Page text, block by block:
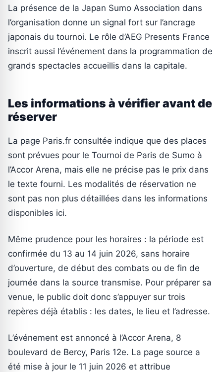
La présence de la Japan Sumo Association dans
l’organisation donne un signal fort sur l’ancrage
japonais du tournoi. Le rôle d’AEG Presents France
inscrit aussi l’événement dans la programmation de
grands spectacles accueillis dans la capitale.
Les informations à vérifier avant de
réserver
La page Paris.fr consultée indique que des places
sont prévues pour le Tournoi de Paris de Sumo à
l’Accor Arena, mais elle ne précise pas le prix dans
le texte fourni. Les modalités de réservation ne
sont pas non plus détaillées dans les informations
disponibles ici.
Même prudence pour les horaires : la période est
confirmée du 13 au 14 juin 2026, sans horaire
d’ouverture, de début des combats ou de fin de
journée dans la source transmise. Pour préparer sa
venue, le public doit donc s’appuyer sur trois
repères déjà établis : les dates, le lieu et l’adresse.
L’événement est annoncé à l’Accor Arena, 8
boulevard de Bercy, Paris 12e. La page source a
été mise à jour le 11 juin 2026 et attribue